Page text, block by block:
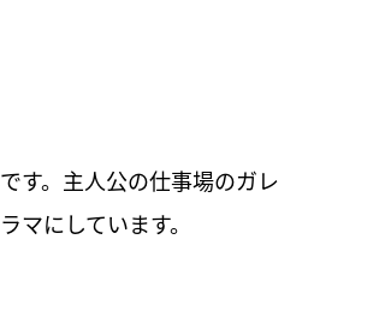
す。主人公の仕事場のガレ
マにしています。